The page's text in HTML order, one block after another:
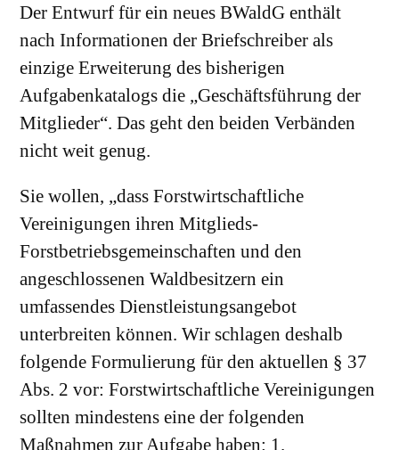
Der Entwurf für ein neues BWaldG enthält
nach Informationen der Briefschreiber als
einzige Erweiterung des bisherigen
Aufgabenkatalogs die „Geschäftsführung der
Mitglieder“. Das geht den beiden Verbänden
nicht weit genug.
Sie wollen, „dass Forstwirtschaftliche
Vereinigungen ihren Mitglieds-
Forstbetriebsgemeinschaften und den
angeschlossenen Waldbesitzern ein
umfassendes Dienstleistungsangebot
unterbreiten können. Wir schlagen deshalb
folgende Formulierung für den aktuellen § 37
Abs. 2 vor: Forstwirtschaftliche Vereinigungen
sollten mindestens eine der folgenden
Maßnahmen zur Aufgabe haben: 1.